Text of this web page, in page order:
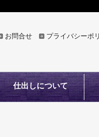
お問合せ プライバシーポ
仕出しについて